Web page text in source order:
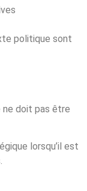
politique sont
ne doit pas être
lorsqu’il est